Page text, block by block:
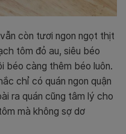
còn tươi ngon ngọt thịt
tôm đỏ au, siêu béo
béo càng thêm béo luôn.
chỉ có quán ngon quận
ra quán cũng tâm lý cho
mà không sợ dơ